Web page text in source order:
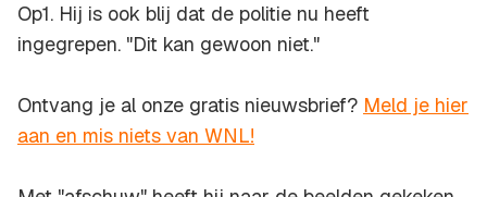
Op1. Hij is ook blij dat de politie nu heeft
ingegrepen. "Dit kan gewoon niet."
Ontvang je al onze gratis nieuwsbrief? Meld je hier
aan en mis niets van WNL!